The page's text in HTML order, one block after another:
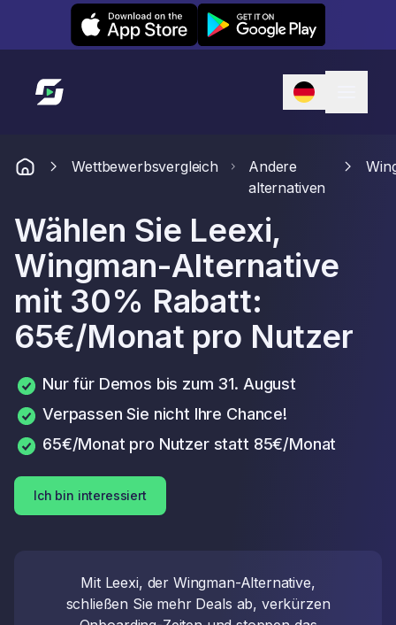
Leexi on iOS Leexi on Android
Link zur Startseite
Wettbewerbsvergleich
Andere
alternativen
Wählen Sie Leexi,
Wingman-Alternative
mit 30% Rabatt:
65€/Monat pro Nutzer
Nur für Demos bis zum 31. August
Verpassen Sie nicht Ihre Chance!
65€/Monat pro Nutzer statt 85€/Monat
Ich bin interessiert
Mit Leexi, der Wingman-Alternative,
schließen Sie mehr Deals ab, verkürzen